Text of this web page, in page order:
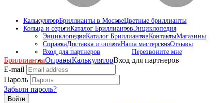
КалькуляторБриллианты в МосквеЦветные бриллианты
Кольца и серьгиКаталог БриллиантовЭнциклопедия
ЭнциклопедияКаталог БриллиантовКонтактыМагазины
СправкаДоставка и оплатаНаша мастерскаяОтзывы
Вход для партнеров
Перезвоните мне
БриллиантыОправыКалькуляторВход для партнеров
E-mail
Пароль
Забыли пароль?
Войти